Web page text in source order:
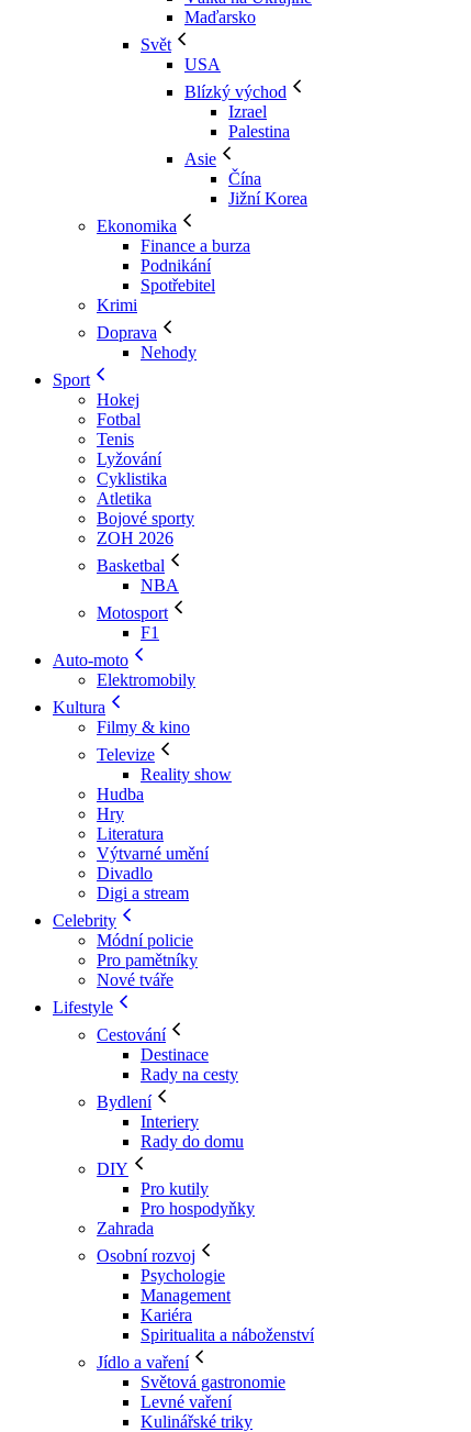
Maďarsko
Svět
USA
Blízký východ
Izrael
Palestina
Asie
Čína
Jižní Korea
Ekonomika
Finance a burza
Podnikání
Spotřebitel
Krimi
Doprava
Nehody
Sport
Hokej
Fotbal
Tenis
Lyžování
Cyklistika
Atletika
Bojové sporty
ZOH 2026
Basketbal
NBA
Motosport
F1
Auto-moto
Elektromobily
Kultura
Filmy & kino
Televize
Reality show
Hudba
Hry
Literatura
Výtvarné umění
Divadlo
Digi a stream
Celebrity
Módní policie
Pro pamětníky
Nové tváře
Lifestyle
Cestování
Destinace
Rady na cesty
Bydlení
Interiery
Rady do domu
DIY
Pro kutily
Pro hospodyňky
Zahrada
Osobní rozvoj
Psychologie
Management
Kariéra
Spiritualita a náboženství
Jídlo a vaření
Světová gastronomie
Levné vaření
Kulinářské triky